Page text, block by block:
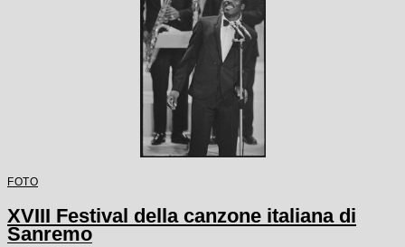
FOTO
XVIII Festival della canzone italiana di
Sanremo